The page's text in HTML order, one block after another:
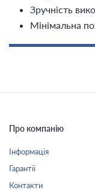
Зручність
Мінімальна
Про компанію
Інформація
Гарантії
Контакти